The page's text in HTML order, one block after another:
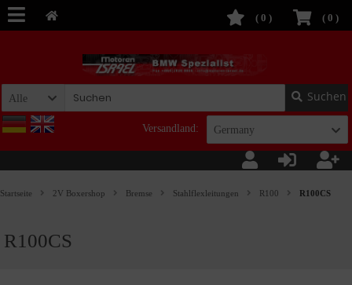
( 0 )
( 0 )
Alle Suchen
Versandland: Germany
Startseite 2V Boxershop Bremse Stahlflexleitungen R100 R100CS
R100CS